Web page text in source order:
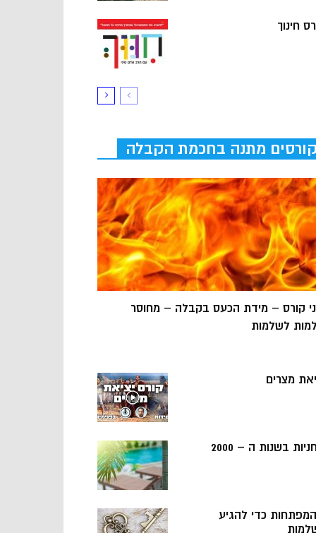
חינוך
קורסים מתנה בחכמת הקבלה
קורס – מידת הכעס בקבלה – מחוסר
לשלמות
מצרים
בשנות ה – 2000
5 המפתחות כדי להגיע